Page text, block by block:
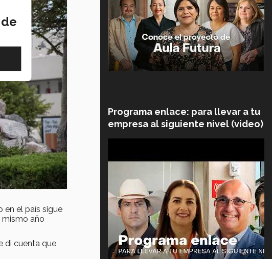
en el país sigue
mismo año
di cuenta que
Programa enlace: para llevar a tu
empresa al siguiente nivel (video)